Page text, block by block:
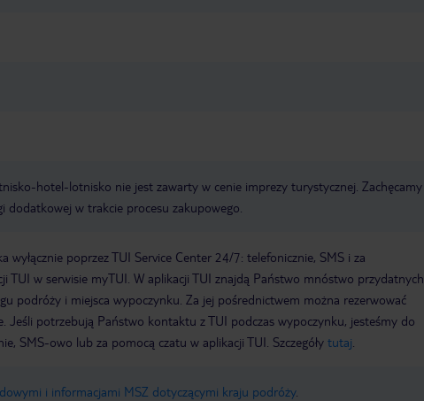
hotel-lotnisko nie jest zawarty w cenie imprezy turystycznej. Zachęcamy
dodatkowej w trakcie procesu zakupowego.
wyłącznie poprzez TUI Service Center 24/7: telefonicznie, SMS i za
TUI w serwisie myTUI. W aplikacji TUI znajdą Państwo mnóstwo przydatnych
podróży i miejsca wypoczynku. Za jej pośrednictwem można rezerwować
Jeśli potrzebują Państwo kontaktu z TUI podczas wypoczynku, jesteśmy do
SMS-owo lub za pomocą czatu w aplikacji TUI. Szczegóły tutaj
i informacjami MSZ dotyczącymi kraju podróży.